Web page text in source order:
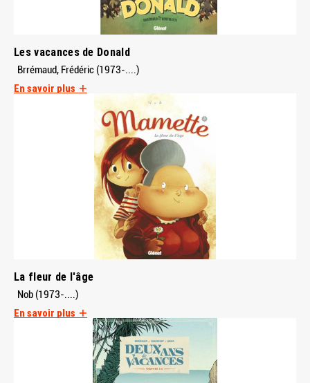
Les vacances de Donald
Brrémaud, Frédéric (1973-....)
En savoir plus
La fleur de l'âge
Nob (1973-....)
En savoir plus